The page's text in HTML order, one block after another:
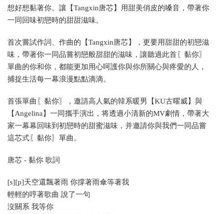
想好想黏著你。讓【Tangxin唐芯】用甜美俏皮的嗓音，帶著你
一同回味初戀時的甜甜滋味。
首次嘗試作詞、作曲的【Tangxin唐芯】，更要用甜甜的初戀滋
味，帶著你一同品嘗初戀般甜甜的滋味，讓聽過此首〖黏你〗
單曲的你和你，都能更加用心呵護你與你所關心與疼愛的人，
捕捉生活每一幕浪漫點點滴滴。
首張單曲〖黏你〗，邀請高人氣的韓系暖男【KU古曜威】與
【Angelina】一同攜手演出，将透過小清新的MV劇情，帶著大
家一幕幕回味到初戀時的甜蜜滋味，并邀請你與我們一同品嘗
這芯式〖黏你〗單曲。
唐芯 - 黏你 歌詞
[s][p]天空還飄著雨 你撐著雨傘等著我
輕輕的哼著歌曲 說了一句
沒關系 我等你